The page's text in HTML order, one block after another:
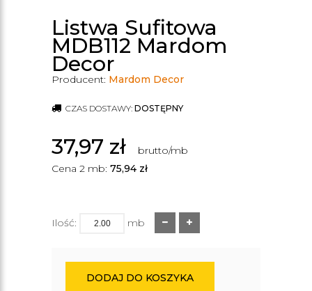
Listwa Sufitowa
MDB112 Mardom
Decor
Producent: Mardom Decor
CZAS DOSTAWY: DOSTĘPNY
37,97 zł
brutto/mb
Cena 2 mb: 75,94 zł
Ilość: mb
DODAJ DO KOSZYKA